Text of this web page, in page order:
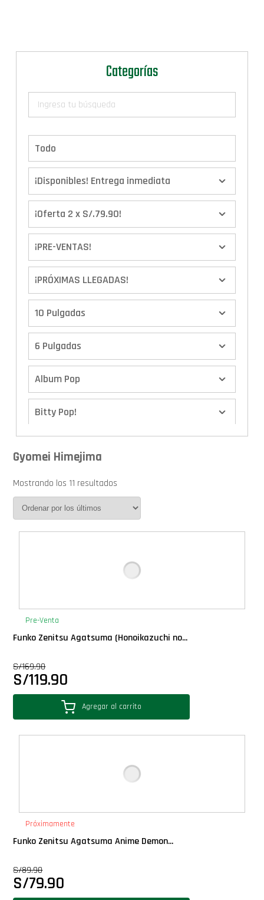
Categorías
Todo
¡Disponibles! Entrega inmediata
¡Oferta 2 x S/.79.90!
¡PRE-VENTAS!
¡PRÓXIMAS LLEGADAS!
10 Pulgadas
6 Pulgadas
Album Pop
Bitty Pop!
Calendario de Adviento
Cover Pop!
Exclusivos
Gift Cards
Llaveros Pop
Moments
Plush
Pop Nook (Rincon)
Gyomei Himejima
Mostrando los 11 resultados
Pre-Venta
Funko Zenitsu Agatsuma (Honoikazuchi no...
S/169.90
S/119.90
Agregar al carrito
Próximamente
Funko Zenitsu Agatsuma Anime Demon...
S/89.90
S/79.90